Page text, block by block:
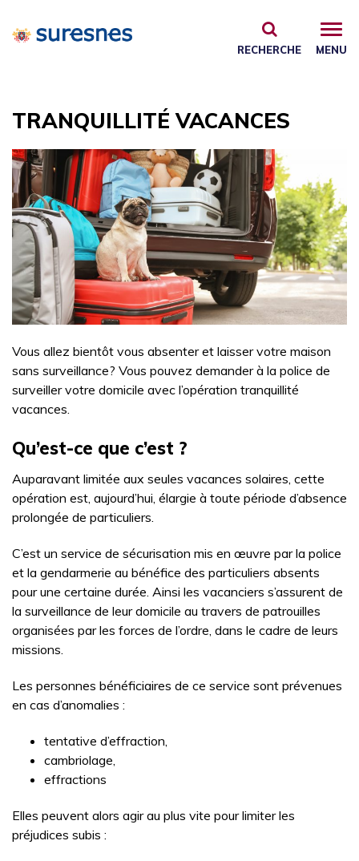
MENU
RECHERCHE
TRANQUILLITÉ VACANCES
Vous allez bientôt vous absenter et laisser votre maison
sans surveillance? Vous pouvez demander à la police de
surveiller votre domicile avec l’opération tranquillité
vacances.
Qu’est-ce que c’est ?
Auparavant limitée aux seules vacances solaires, cette
opération est, aujourd’hui, élargie à toute période d’absence
prolongée de particuliers.
C’est un service de sécurisation mis en œuvre par la police
et la gendarmerie au bénéfice des particuliers absents
pour une certaine durée. Ainsi les vacanciers s’assurent de
la surveillance de leur domicile au travers de patrouilles
organisées par les forces de l’ordre, dans le cadre de leurs
missions.
Les personnes bénéficiaires de ce service sont prévenues
en cas d’anomalies :
tentative d’effraction,
cambriolage,
effractions
Elles peuvent alors agir au plus vite pour limiter les
préjudices subis :